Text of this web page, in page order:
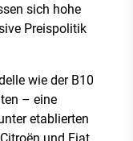
sich hohe
Preispolitik
wie der B10
– eine
etablierten
und Fiat